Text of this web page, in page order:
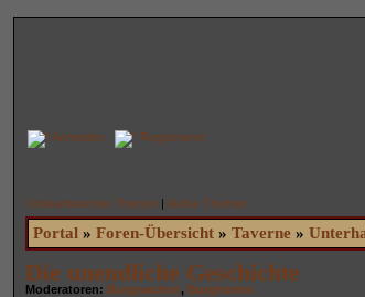
Anmelden Registrieren
Unbeantwortete Themen | Aktive Themen
Portal »Foren-Übersicht »Taverne »
Die unendliche Geschichte
Moderatoren: Burgwachen, Burgherren